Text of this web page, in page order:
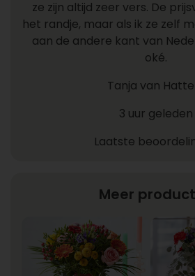
ze zijn altijd zeer vers. De
het randje, maar als ik ze zelf
aan de andere kant van
oké.
Tanja van
3 uur geleden
Laatste
Meer